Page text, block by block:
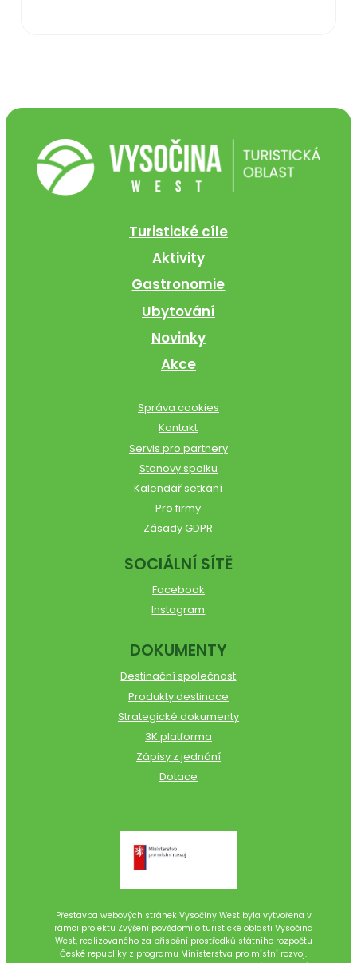
Turistické cíle
Aktivity
Gastronomie
Ubytování
Novinky
Akce
Správa cookies
Kontakt
Servis pro partnery
Stanovy spolku
Kalendář setkání
Pro firmy
Zásady GDPR
SOCIÁLNÍ SÍTĚ
Facebook
Instagram
DOKUMENTY
Destinační společnost
Produkty destinace
Strategické dokumenty
3K platforma
Zápisy z jednání
Dotace
Přestavba webových stránek Vysočiny West byla vytvořena v
rámci projektu Zvýšení povědomí o turistické oblasti Vysočina
West, realizovaného za přispění prostředků státního rozpočtu
České republiky z programu Ministerstva pro místní rozvoj.